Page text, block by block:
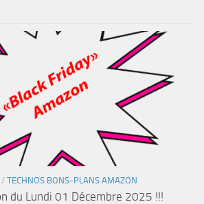
/ TECHNOS BONS-PLANS AMAZON
du Lundi 01 Décembre 2025 !!!